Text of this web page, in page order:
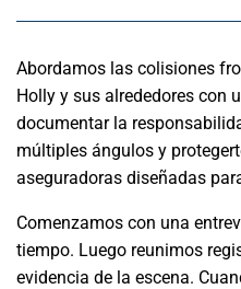
Abordamos las colisiones
Holly y sus alrededores con
documentar la
múltiples ángulos y
aseguradoras diseñadas
Comenzamos con una
tiempo. Luego reunimos
evidencia de la escena.